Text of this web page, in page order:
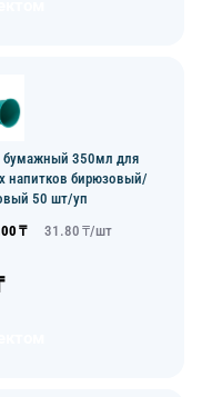
бумажный 350мл для
напитков бирюзовый/
50 шт/уп
₸ 31.80 ₸/шт